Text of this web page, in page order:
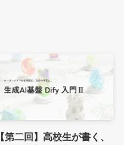
【第二回】高校生が書く、